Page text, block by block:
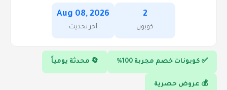
2
كوبون
Aug 08, 2026
أخر تحديث
✅ كوبونات خصم مجربة 100% 🔄 محدثة يومياً
💰 عروض حصرية